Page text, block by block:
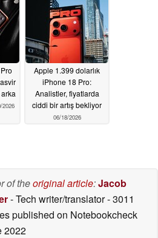
2026
Apple 1.399 dolarlık
iPhone 18 Pro:
Analistler, fiyatlarda
ciddi bir artış bekliyor
06/18/2026
of theoriginal article:Jacob
- Tech writer/translator- 3011
published on Notebookcheck
2022